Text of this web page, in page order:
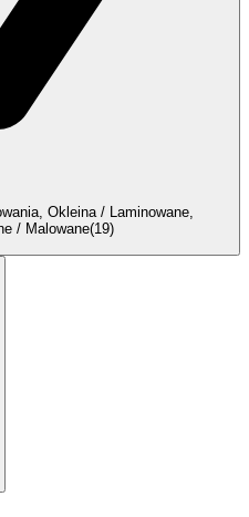
Okleina / Laminowane,
/ Malowane(19)